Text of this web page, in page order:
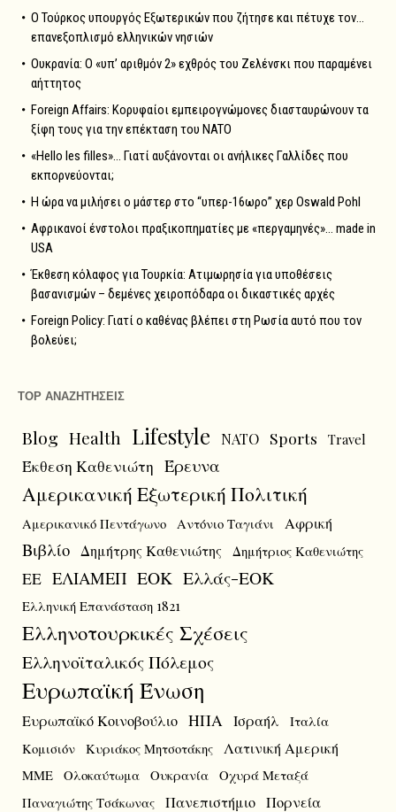
Ο Τούρκος υπουργός Εξωτερικών που ζήτησε και πέτυχε τον…
επανεξοπλισμό ελληνικών νησιών
Ουκρανία: Ο «υπ’ αριθμόν 2» εχθρός του Ζελένσκι που παραμένει
αήττητος
Foreign Affairs: Κορυφαίοι εμπειρογνώμονες διασταυρώνουν τα
ξίφη τους για την επέκταση του NATO
«Hello les filles»… Γιατί αυξάνονται οι ανήλικες Γαλλίδες που
εκπορνεύονται;
Η ώρα να μιλήσει ο μάστερ στο “υπερ-16ωρο” χερ Oswald Pohl
Αφρικανοί ένστολοι πραξικοπηματίες με «περγαμηνές»… made in
USA
Έκθεση κόλαφος για Τουρκία: Ατιμωρησία για υποθέσεις
βασανισμών – δεμένες χειροπόδαρα οι δικαστικές αρχές
Foreign Policy: Γιατί ο καθένας βλέπει στη Ρωσία αυτό που τον
βολεύει;
TOP ΑΝΑΖΗΤΗΣΕΙΣ
Blog Health Lifestyle NATO Sports Travel
Έκθεση Καθενιώτη Έρευνα
Αμερικανική Εξωτερική Πολιτική
Αμερικανικό Πεντάγωνο Αντόνιο Ταγιάνι Αφρική
Βιβλίο Δημήτρης Καθενιώτης Δημήτριος Καθενιώτης
ΕΕ ΕΛΙΑΜΕΠ ΕΟΚ Ελλάς-ΕΟΚ
Ελληνική Επανάσταση 1821
Ελληνοτουρκικές Σχέσεις
Ελληνοϊταλικός Πόλεμος
Ευρωπαϊκή Ένωση
Ευρωπαϊκό Κοινοβούλιο ΗΠΑ Ισραήλ
Ιταλία
Κομισιόν Κυριάκος Μητσοτάκης Λατινική Αμερική
ΜΜΕ Ολοκαύτωμα Ουκρανία Οχυρά Μεταξά
Παναγιώτης Τσάκωνας Πανεπιστήμιο Πορνεία